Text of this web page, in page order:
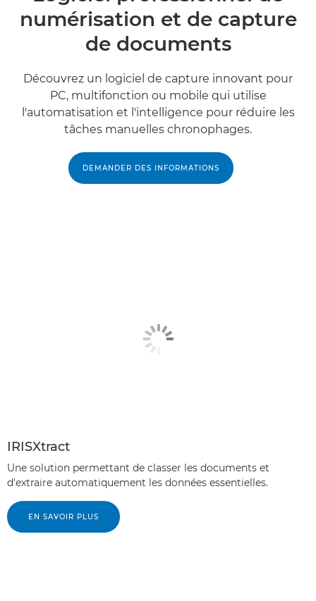
numérisation et de capture
de documents
Découvrez un logiciel de capture innovant pour
PC, multifonction ou mobile qui utilise
l'automatisation et l'intelligence pour réduire les
tâches manuelles chronophages.
DEMANDER DES INFORMATIONS
IRISXtract
Une solution permettant de classer les documents et
d'extraire automatiquement les données essentielles.
EN SAVOIR PLUS